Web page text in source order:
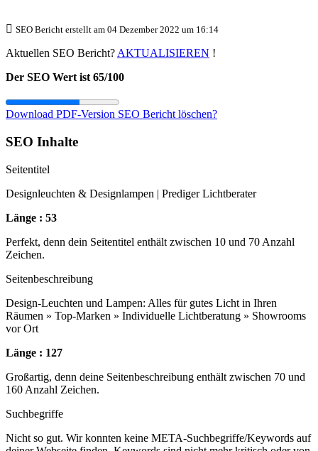
SEO Bericht erstellt am 04 Dezember 2022 um 16:14
Aktuellen SEO Bericht? AKTUALISIEREN !
Der SEO Wert ist 65/100
Download PDF-Version SEO Bericht löschen?
SEO Inhalte
Seitentitel
Designleuchten & Designlampen | Prediger Lichtberater
Länge : 53
Perfekt, denn dein Seitentitel enthält zwischen 10 und 70 Anzahl
Zeichen.
Seitenbeschreibung
Design-Leuchten und Lampen: Alles für gutes Licht in Ihren
Räumen » Top-Marken » Individuelle Lichtberatung » Showrooms
vor Ort
Länge : 127
Großartig, denn deine Seitenbeschreibung enthält zwischen 70 und
160 Anzahl Zeichen.
Suchbegriffe
Nicht so gut. Wir konnten keine META-Suchbegriffe/Keywords auf